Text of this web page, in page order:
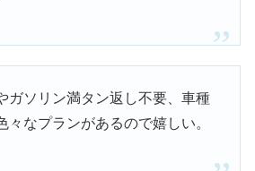
ガソリン満タン返し不要、車種
々なプランがあるので嬉しい。